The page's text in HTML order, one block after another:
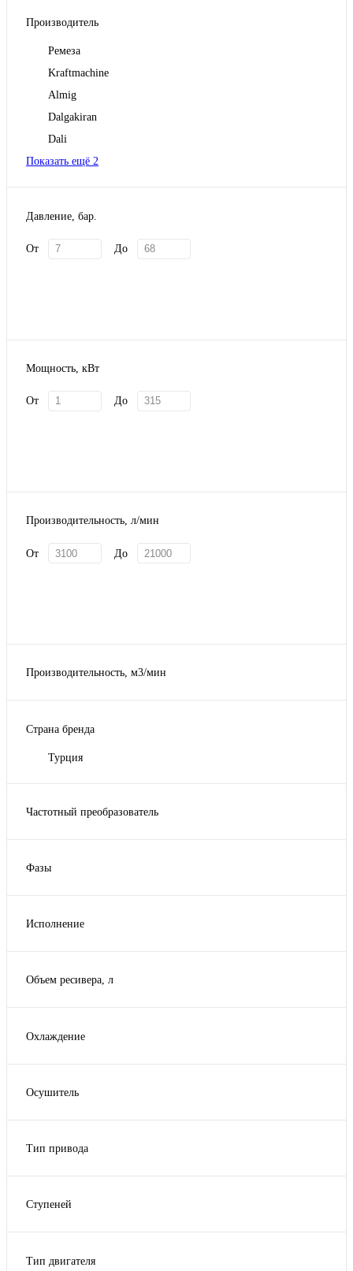
Производитель
Ремеза
Kraftmachine
Almig
Dalgakiran
Dali
Показать ещё 2
Давление, бар.
От До
Мощность, кВт
От До
Производительность, л/мин
От До
Производительность, м3/мин
Страна бренда
Турция
Частотный преобразователь
Фазы
Исполнение
на ресивере с осушителем
Объем ресивера, л
500
Охлаждение
Осушитель
опция
Тип привода
Ступеней
Тип двигателя